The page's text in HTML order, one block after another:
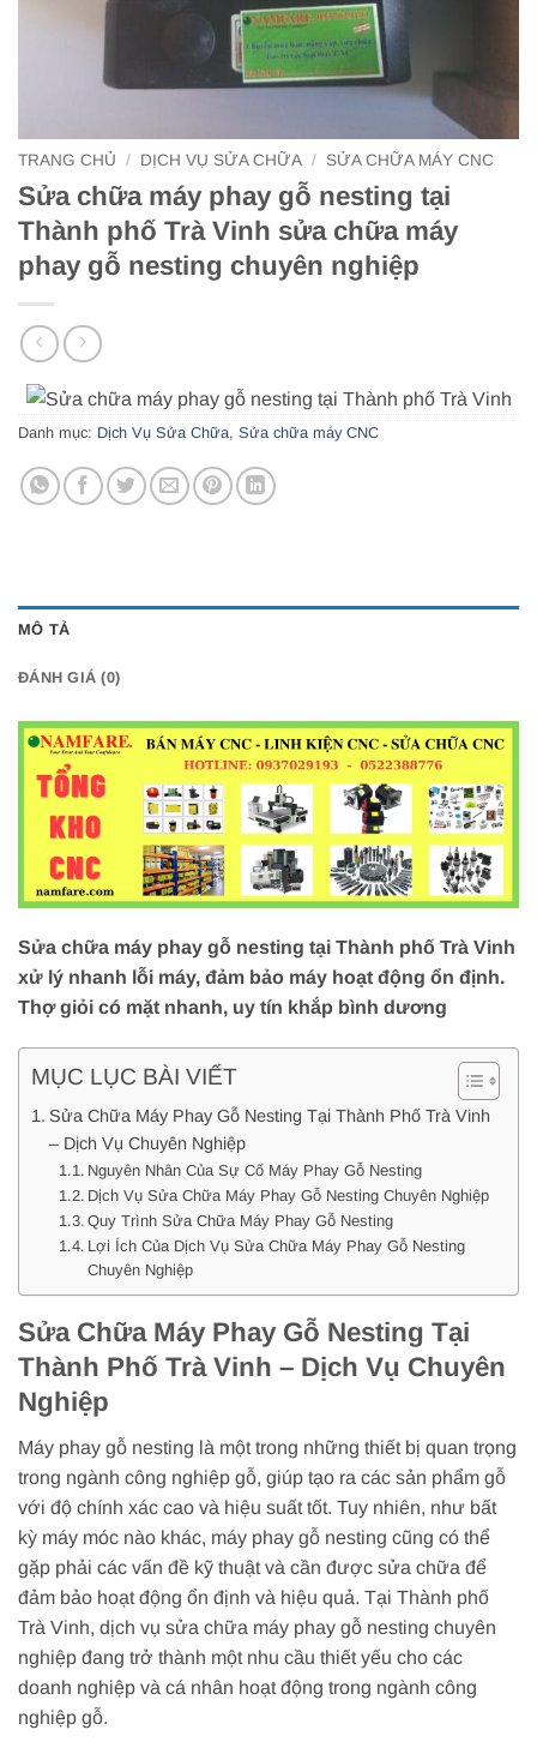
TRANG CHỦ / DỊCH VỤ SỬA CHỮA / SỬA CHỮA MÁY CNC
Sửa chữa máy phay gỗ nesting tại
Thành phố Trà Vinh sửa chữa máy
phay gỗ nesting chuyên nghiệp
Danh mục: Dịch Vụ Sửa Chữa, Sửa chữa máy CNC
MÔ TẢ
ĐÁNH GIÁ (0)
Sửa chữa máy phay gỗ nesting tại Thành phố Trà Vinh
xử lý nhanh lỗi máy, đảm bảo máy hoạt động ổn định.
Thợ giỏi có mặt nhanh, uy tín khắp bình dương
MỤC LỤC BÀI VIẾT
Sửa Chữa Máy Phay Gỗ Nesting Tại Thành Phố Trà Vinh
– Dịch Vụ Chuyên Nghiệp
Nguyên Nhân Của Sự Cố Máy Phay Gỗ Nesting
Dịch Vụ Sửa Chữa Máy Phay Gỗ Nesting Chuyên Nghiệp
Quy Trình Sửa Chữa Máy Phay Gỗ Nesting
Lợi Ích Của Dịch Vụ Sửa Chữa Máy Phay Gỗ Nesting
Chuyên Nghiệp
Sửa Chữa Máy Phay Gỗ Nesting Tại
Thành Phố Trà Vinh – Dịch Vụ Chuyên
Nghiệp
Máy phay gỗ nesting là một trong những thiết bị quan trọng
trong ngành công nghiệp gỗ, giúp tạo ra các sản phẩm gỗ
với độ chính xác cao và hiệu suất tốt. Tuy nhiên, như bất
kỳ máy móc nào khác, máy phay gỗ nesting cũng có thể
gặp phải các vấn đề kỹ thuật và cần được sửa chữa để
đảm bảo hoạt động ổn định và hiệu quả. Tại Thành phố
Trà Vinh, dịch vụ sửa chữa máy phay gỗ nesting chuyên
nghiệp đang trở thành một nhu cầu thiết yếu cho các
doanh nghiệp và cá nhân hoạt động trong ngành công
nghiệp gỗ.